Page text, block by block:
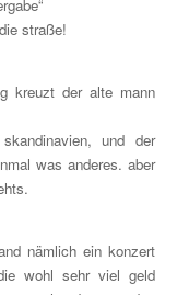
straße!
kreuzt der alte mann
und der
was anderes. aber
nämlich ein konzert
wohl sehr viel geld